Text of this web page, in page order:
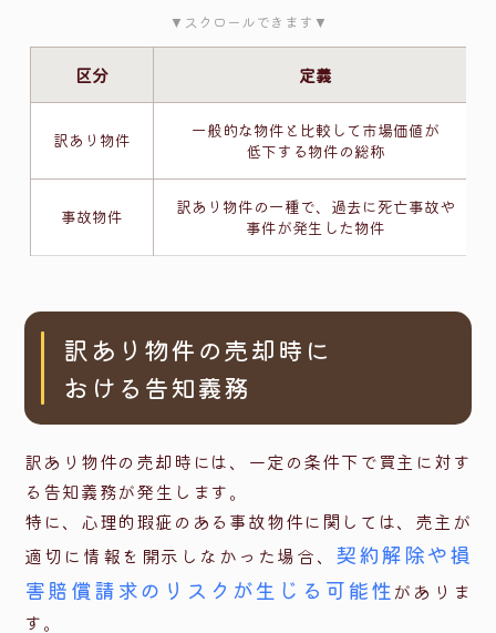
▼スクロールできます▼
区分 定義
訳あり物件
一般的な物件と比較して市場価値が
低下する物件の総称
事故物件
訳あり物件の一種で、過去に死亡事故や
事件が発生した物件
訳あり物件の売却時に
おける告知義務
訳あり物件の売却時には、一定の条件下で買主に対す
る告知義務が発生します。
特に、心理的瑕疵のある事故物件に関しては、売主が
適切に情報を開示しなかった場合、 契約解除や損
害賠償請求のリスクが生じる可能性がありま
す。